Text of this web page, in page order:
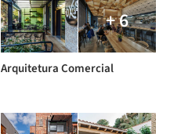
+ 6
Arquitetura Comercial